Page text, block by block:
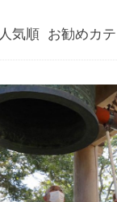
人気順 お勧めカ
投稿
学び
マンガ
電子書籍